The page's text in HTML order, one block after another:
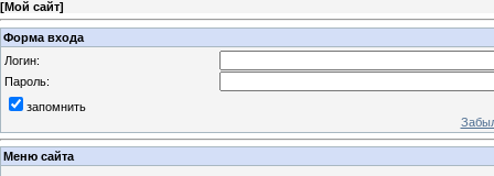
[Мой сайт]
Форма входа
Логин:
Пароль:
запомнить
Меню сайта